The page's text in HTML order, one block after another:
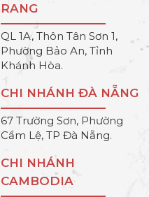
RANG
QL 1A, Thôn Tân Sơn 1,
Phường Bảo An, Tỉnh
Khánh Hòa.
CHI NHÁNH ĐÀ NẴNG
67 Trường Sơn, Phường
Cẩm Lệ, TP Đà Nẵng.
CHI NHÁNH
CAMBODIA